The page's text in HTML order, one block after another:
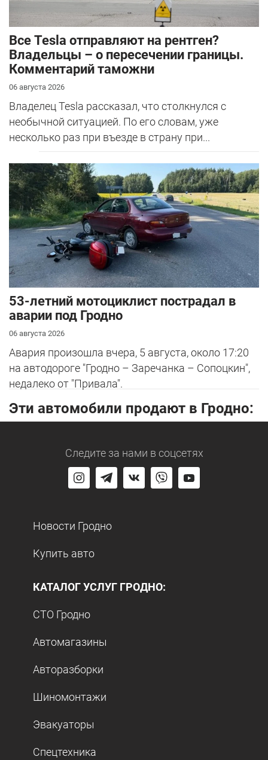
Все Tesla отправляют на рентген?
Владельцы – о пересечении границы.
Комментарий таможни
06 августа 2026
Владелец Tesla рассказал, что столкнулся с
необычной ситуацией. По его словам, уже
несколько раз при въезде в страну при...
53-летний мотоциклист пострадал в
аварии под Гродно
06 августа 2026
Авария произошла вчера, 5 августа, около 17:20
на автодороге "Гродно – Заречанка – Сопоцкин",
недалеко от "Привала".
Эти автомобили продают в Гродно:
Следите за нами в соцсетях
Новости Гродно
Купить авто
КАТАЛОГ УСЛУГ ГРОДНО:
СТО Гродно
Автомагазины
Авторазборки
Шиномонтажи
Эвакуаторы
Спецтехника